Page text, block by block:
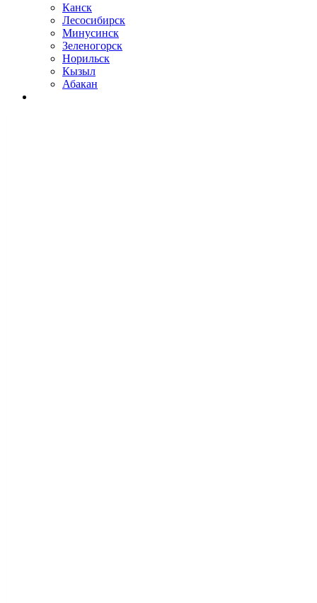
Канск
Лесосибирск
Минусинск
Зеленогорск
Норильск
Кызыл
Абакан